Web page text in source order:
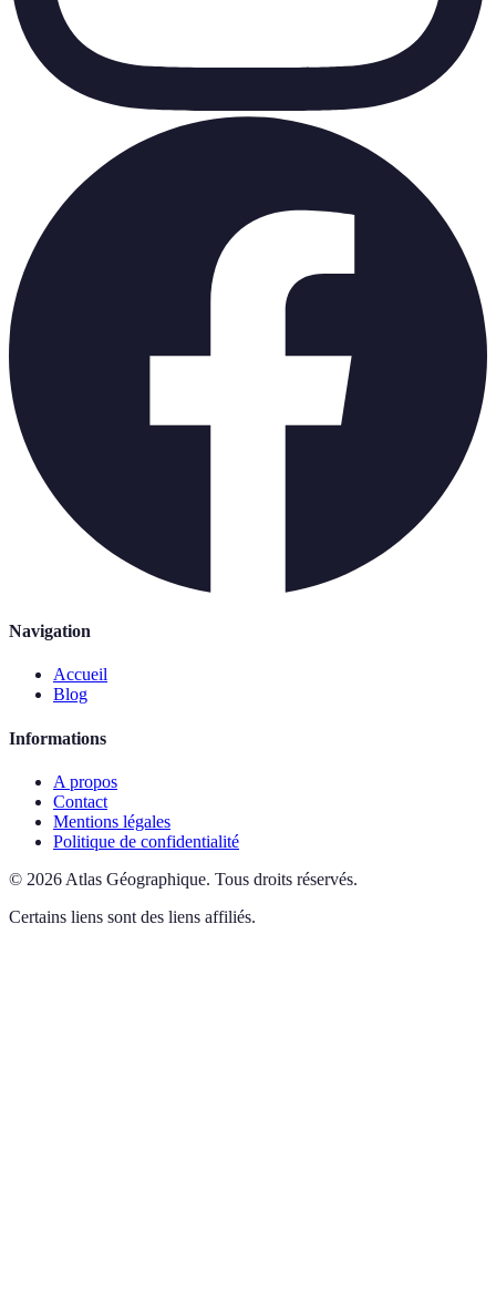
Navigation
Accueil
Blog
Informations
A propos
Contact
Mentions légales
Politique de confidentialité
© 2026 Atlas Géographique. Tous droits réservés.
Certains liens sont des liens affiliés.